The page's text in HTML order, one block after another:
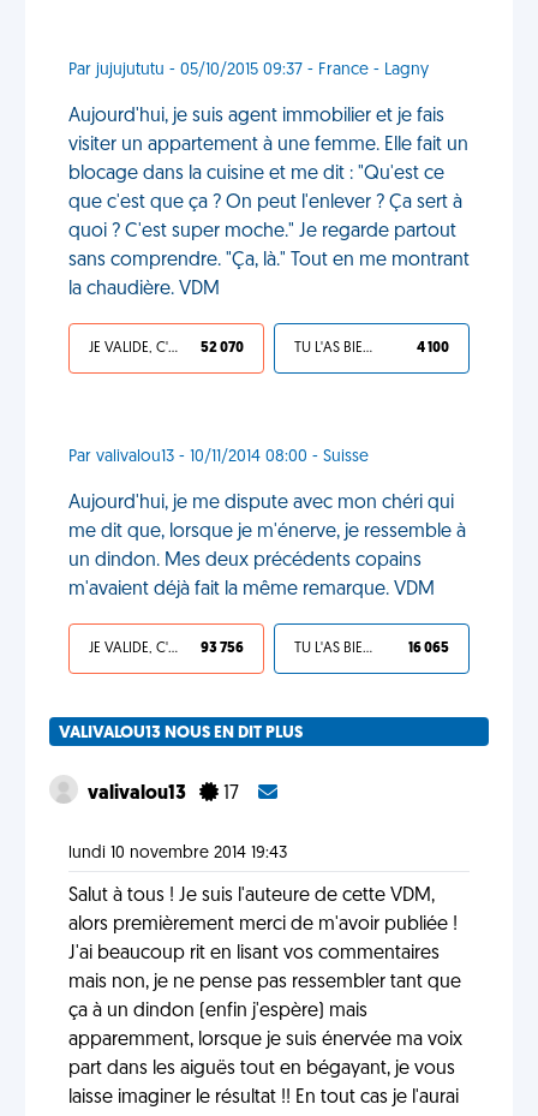
Par jujujututu - 05/10/2015 09:37 - France - Lagny
Aujourd'hui, je suis agent immobilier et je fais
visiter un appartement à une femme. Elle fait un
blocage dans la cuisine et me dit : "Qu'est ce
que c'est que ça ? On peut l'enlever ? Ça sert à
quoi ? C'est super moche." Je regarde partout
sans comprendre. "Ça, là." Tout en me montrant
la chaudière. VDM
JE VALIDE, C'EST UNE VDM 52 070 TU L'AS BIEN MÉRITÉ 4 100
Par valivalou13 - 10/11/2014 08:00 - Suisse
Aujourd'hui, je me dispute avec mon chéri qui
me dit que, lorsque je m'énerve, je ressemble à
un dindon. Mes deux précédents copains
m'avaient déjà fait la même remarque. VDM
JE VALIDE, C'EST UNE VDM 93 756 TU L'AS BIEN MÉRITÉ 16 065
VALIVALOU13 NOUS EN DIT PLUS
valivalou13 17
lundi 10 novembre 2014 19:43
Salut à tous ! Je suis l'auteure de cette VDM,
alors premièrement merci de m'avoir publiée !
J'ai beaucoup rit en lisant vos commentaires
mais non, je ne pense pas ressembler tant que
ça à un dindon (enfin j'espère) mais
apparemment, lorsque je suis énervée ma voix
part dans les aiguës tout en bégayant, je vous
laisse imaginer le résultat !! En tout cas je l'aurai